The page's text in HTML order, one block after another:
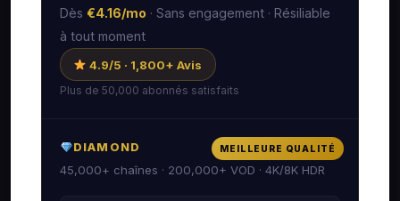
Dès €4.16/mo · Sans engagement · Résiliable
à tout moment
4.9/5 · 1,800+ Avis
Plus de 50,000 abonnés satisfaits
MEILLEURE QUALITÉ
DIAMOND
45,000+ chaînes · 200,000+ VOD · 4K/8K HDR